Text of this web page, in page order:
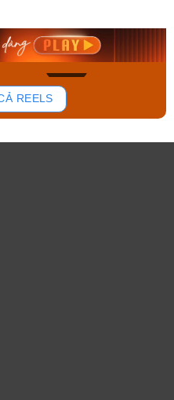
Mua ngay
REELS